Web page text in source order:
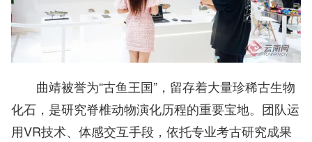
曲靖被誉为“古鱼王国”，留存着大量珍稀古生物
化石，是研究脊椎动物演化历程的重要宝地。团队运
用VR技术、体感交互手段，依托专业考古研究成果